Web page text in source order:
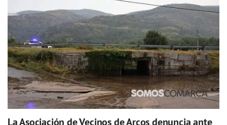
La Asociación de Vecinos de Arcos denuncia ante